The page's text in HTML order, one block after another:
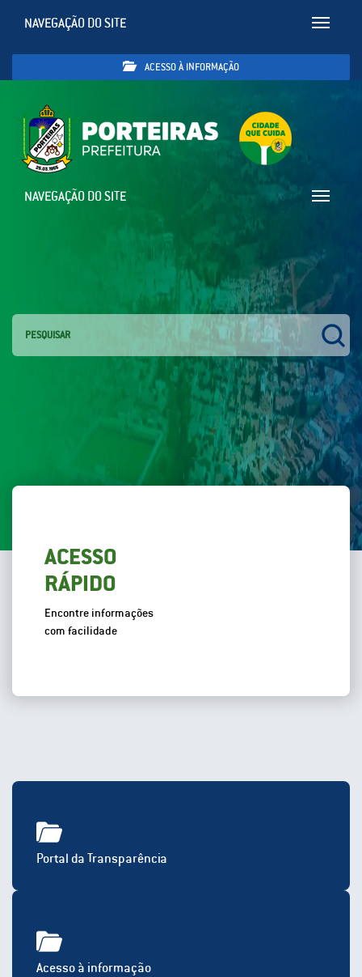
Toggle
NAVEGAÇÃO DO SITE
ACESSO À INFORMAÇÃO
Toggle
NAVEGAÇÃO DO SITE
ACESSO
RÁPIDO
Encontre informações
com facilidade
Portal da Transparência
Acesso à informação